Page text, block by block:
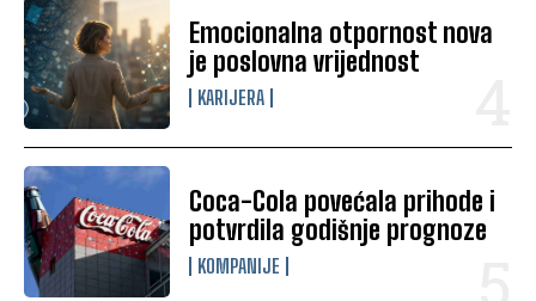
Emocionalna otpornost nova
je poslovna vrijednost
KARIJERA
Coca-Cola povećala prihode i
potvrdila godišnje prognoze
KOMPANIJE